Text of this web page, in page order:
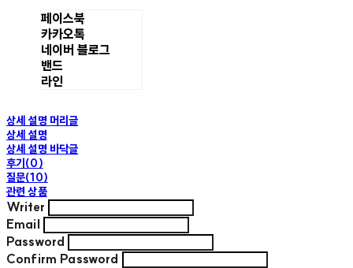
페이스북
카카오톡
네이버 블로그
밴드
라인
상세 설명 머리글
상세 설명
상세 설명 바닥글
후기(0)
질문(10)
관련 상품
Writer
Email
Password
Confirm Password